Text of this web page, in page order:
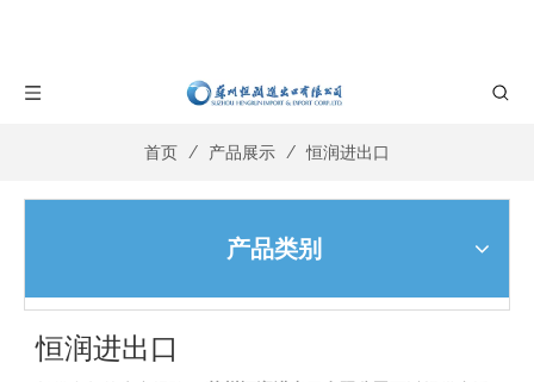
/ 产品展示 / 恒润进出口
恒润进出口
凭借多年的生产经验，